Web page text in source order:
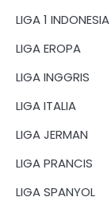
LIGA 1 INDONESIA
LIGA EROPA
LIGA INGGRIS
LIGA ITALIA
LIGA JERMAN
LIGA PRANCIS
LIGA SPANYOL